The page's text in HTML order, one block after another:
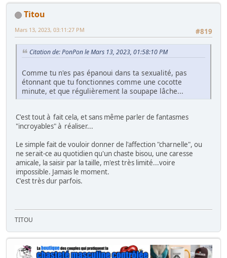
Titou
#819
Mars 13, 2023, 03:11:27 PM
Citation de: PonPon le Mars 13, 2023, 01:58:10 PM
Comme tu n'es pas épanoui dans ta sexualité, pas
étonnant que tu fonctionnes comme une cocotte
minute, et que régulièrement la soupape lâche...
C'est tout à fait cela, et sans même parler de fantasmes
"incroyables" à réaliser...
Le simple fait de vouloir donner de l'affection "charnelle", ou
ne serait-ce au quotidien qu'un chaste bisou, une caresse
amicale, la saisir par la taille, m'est très limité...voire
impossible. Jamais le moment.
C'est très dur parfois.
TITOU